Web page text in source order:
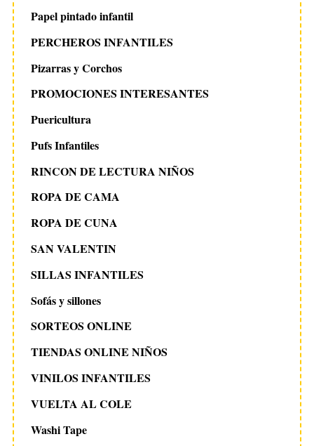
Papel pintado infantil
PERCHEROS INFANTILES
Pizarras y Corchos
PROMOCIONES INTERESANTES
Puericultura
Pufs Infantiles
RINCON DE LECTURA NIÑOS
ROPA DE CAMA
ROPA DE CUNA
SAN VALENTIN
SILLAS INFANTILES
Sofás y sillones
SORTEOS ONLINE
TIENDAS ONLINE NIÑOS
VINILOS INFANTILES
VUELTA AL COLE
Washi Tape